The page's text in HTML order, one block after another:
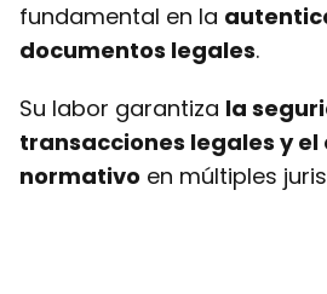
fundamental en la
documentos legales.
Su labor garantiza la
transacciones legales y
normativo en múltiples